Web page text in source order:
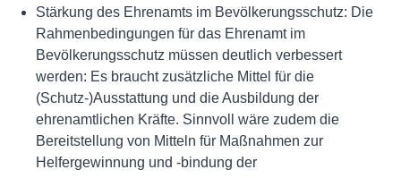
Stärkung des Ehrenamts im Bevölkerungsschutz: Die
Rahmenbedingungen für das Ehrenamt im
Bevölkerungsschutz müssen deutlich verbessert
werden: Es braucht zusätzliche Mittel für die
(Schutz-)Ausstattung und die Ausbildung der
ehrenamtlichen Kräfte. Sinnvoll wäre zudem die
Bereitstellung von Mitteln für Maßnahmen zur
Helfergewinnung und -bindung der